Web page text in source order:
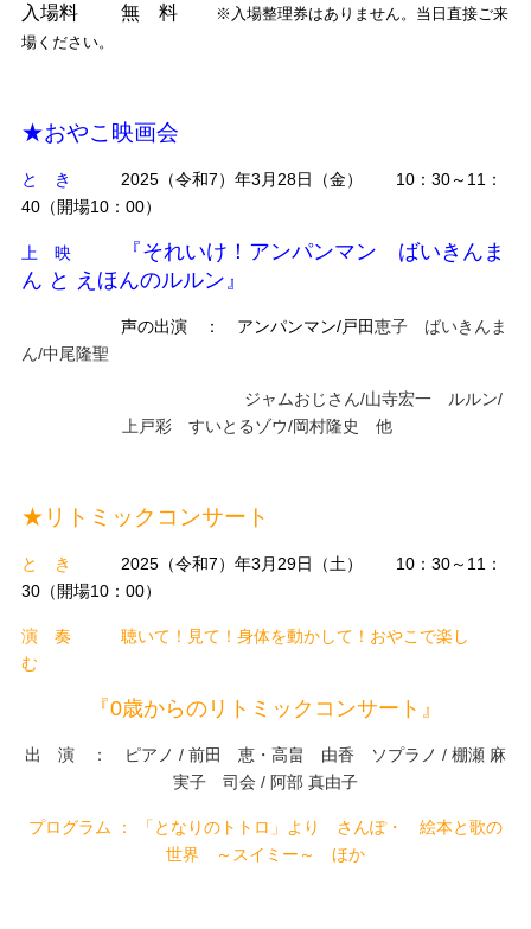
入場料無 料 ※ 入場整理券はありません。当日直接ご来
場ください。
★おやこ映画会
と き
2025（令和7）年3月28日（金） 10：30～11：
40（開場10：00）
上 映
『それいけ！アンパンマン ばいきんま
ん と えほんのルルン 』
声の出演 ： アンパンマン/戸田恵子 ばいきんま
ん/中尾隆聖
ジャムおじさん/山寺宏一 ルルン/
上戸彩 すいとるゾウ/岡村隆史 他
★リトミックコンサート
と き
2025（令和7）年3月29日（土） 10：30～11：
30（開場10：00）
演 奏
聴いて！見て！身体を動かして！おやこで楽し
む
『0歳からのリトミックコンサート 』
出 演 ： ピアノ / 前田 恵・高畠 由香 ソプラノ / 棚瀬 麻
実子 司会 / 阿部 真由子
プログラム ：
「となりのトトロ」より さんぽ・ 絵本と歌の
世界 ～スイミー～ ほか